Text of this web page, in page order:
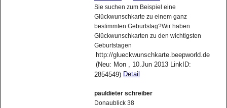
Sie suchen zum Beispiel eine
Glückwunschkarte zu einem ganz
bestimmten Geburtstag?Wir haben
Glückwunschkarten zu den wichtigsten
Geburtstagen
http://glueckwunschkarte.beepworld.de
(Neu: Mon , 10.Jun 2013 LinkID:
2854549) Detail
pauldieter schreiber
Donaublick 38